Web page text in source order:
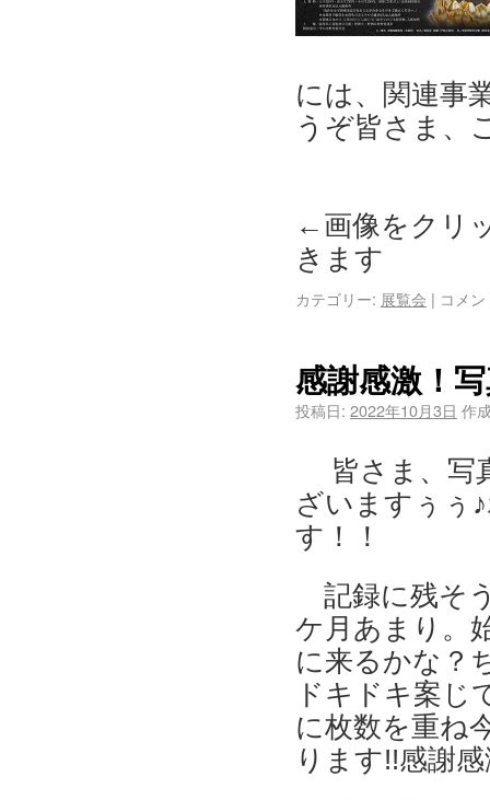
には、関連事
うぞ皆さま、
←画像をクリ
きます
カテゴリー: 展覧会 | コメ
感謝感激！
投稿日: 2022年10月3日 作
皆さま、写
ざいますぅぅ
す！！
記録に残そ
ケ月あまり。
に来るかな？
ドキドキ案じ
に枚数を重ね
ります!!感謝